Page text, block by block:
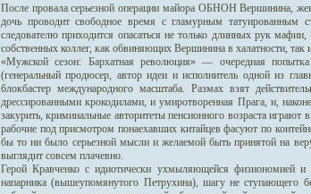
После провала серьезной операции майора ОБНОН Вершинина,
дочь проводит свободное время с гламурным татуированным
следователю приходится опасаться не только длинных рук
собственных коллег, как обвиняющих Вершинина в халатности,
«Мужской сезон: Бархатная революция» — очередная
(генеральный продюсер, автор идеи и исполнитель одной из
блокбастер международного масштаба. Размах взят
дрессированными крокодилами, и умиротворенная Прага, и,
закурить, криминальные авторитеты пенсионного возраста
рабочие под присмотром понаехавших китайцев фасуют по
бы то ни было серьезной мысли и желаемой быть принятой на
выглядит совсем плачевно.
Герой Кравченко с идиотически ухмыляющейся физиономией и
напарника (вышеупомянутого Петрухина), шагу не ступающего